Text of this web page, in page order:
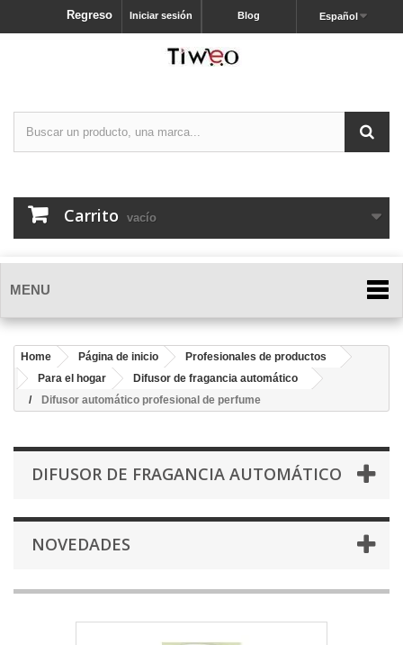
Español
Blog
Iniciar sesión
Regreso
Carrito vacío
MENU
Home Página de inicio
Profesionales de productos
Para el hogar
Difusor de fragancia automático
Difusor automático profesional de perfume
DIFUSOR DE FRAGANCIA AUTOMÁTICO
NOVEDADES